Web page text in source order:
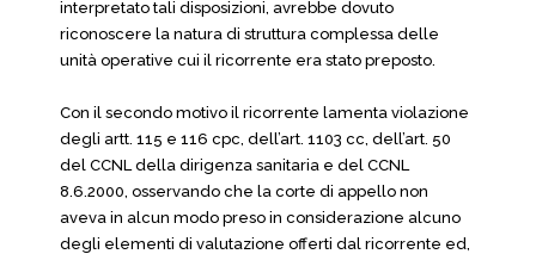
interpretato tali disposizioni, avrebbe dovuto
riconoscere la natura di struttura complessa delle
unità operative cui il ricorrente era stato preposto.
Con il secondo motivo il ricorrente lamenta violazione
degli artt. 115 e 116 cpc, dell’art. 1103 cc, dell’art. 50
del CCNL della dirigenza sanitaria e del CCNL
8.6.2000, osservando che la corte di appello non
aveva in alcun modo preso in considerazione alcuno
degli elementi di valutazione offerti dal ricorrente ed,